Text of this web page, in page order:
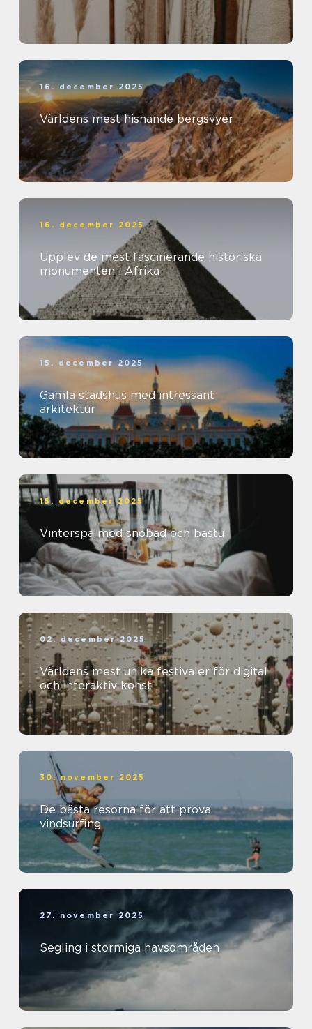
16. december 2025
Världens mest hisnande bergsvyer
16. december 2025
Upplev de mest fascinerande historiska
monumenten i Afrika
15. december 2025
Gamla stadshus med intressant
arkitektur
15. december 2025
Vinterspa med snöbad och bastu
02. december 2025
Världens mest unika festivaler för digital
och interaktiv konst
30. november 2025
De bästa resorna för att prova
vindsurfing
27. november 2025
Segling i stormiga havsområden